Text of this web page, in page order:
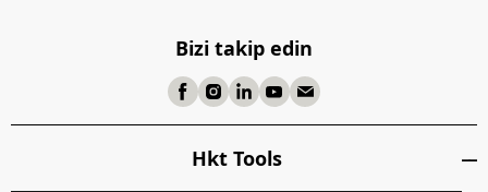
Bizi takip edin
Hkt Tools